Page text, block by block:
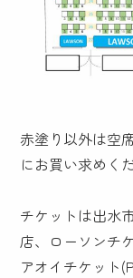
赤塗り以外は空
にお買い求めく
チケットは出水
店、ローソンチ
アオイチケット